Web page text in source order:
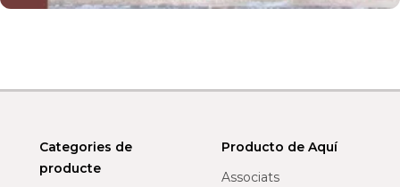
Categories de
producte
Producto de Aquí
Associats